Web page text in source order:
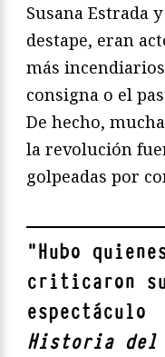
Susana Estrada
destape, eran
más
consigna o el
De hecho,
la revolución
golpeadas por
"Hubo
criticaron
espectáculo
Historia del